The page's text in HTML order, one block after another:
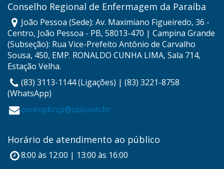
Conselho Regional de Enfermagem da Paraíba
João Pessoa (Sede): Av. Maximiano Figueiredo, 36 -
Centro, João Pessoa - PB, 58013-470 | Campina Grande
(Subseção): Rua Vice-Prefeito Antônio de Carvalho
Sousa, 450, EMP. RONALDO CUNHA LIMA, Sala 714,
Estação Velha.
(83) 3113-1144 (Ligações) | (83) 3221-8758
(WhatsApp)
corenpbrcp@uol.com.br
Horário de atendimento ao público
8:00 às 12:00 | 13:00 às 16:00